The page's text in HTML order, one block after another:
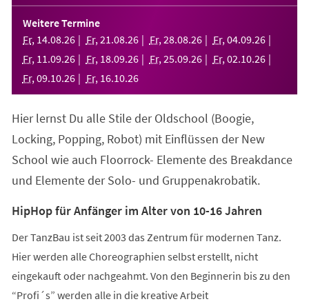
in
einem
neuen
Tab)
Weitere Termine
Fr, 14.08.26 Fr, 21 .08.26 Fr, 28.08.26 Fr, 04.09.26
Fr, 11 .09.26 Fr, 18.09.26 Fr, 25.09.26 Fr, 02.10.26
Fr, 09.10.26 Fr, 16.10.26
Hier lernst Du alle Stile der Oldschool (Boogie,
Locking, Popping, Robot) mit Einflüssen der New
School wie auch Floorrock- Elemente des Breakdance
und Elemente der Solo- und Gruppenakrobatik.
HipHop für Anfänger im Alter von 10-16 Jahren
Der TanzBau ist seit 2003 das Zentrum für modernen Tanz.
Hier werden alle Choreographien selbst erstellt, nicht
eingekauft oder nachgeahmt. Von den Beginnerin bis zu den
“Profi´s” werden alle in die kreative Arbeit